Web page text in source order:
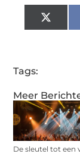
Meer
De sleutel tot een
X
Tags: